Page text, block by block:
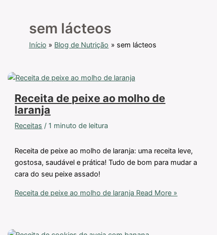
sem lácteos
Início Blog de Nutrição sem lácteos
Receita de peixe ao molho de
laranja
Receitas / 1 minuto de leitura
Receita de peixe ao molho de laranja: uma receita leve,
gostosa, saudável e prática! Tudo de bom para mudar a
cara do seu peixe assado!
Receita de peixe ao molho de laranja Read More »